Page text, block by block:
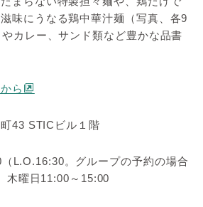
味にうなる鶏中華汁麺（写真、各9
カレー、サンド類など豊かな品書
ら
43 STICビル１階
L.O.16:30。グループの予約の場合
木曜日11:00～15:00